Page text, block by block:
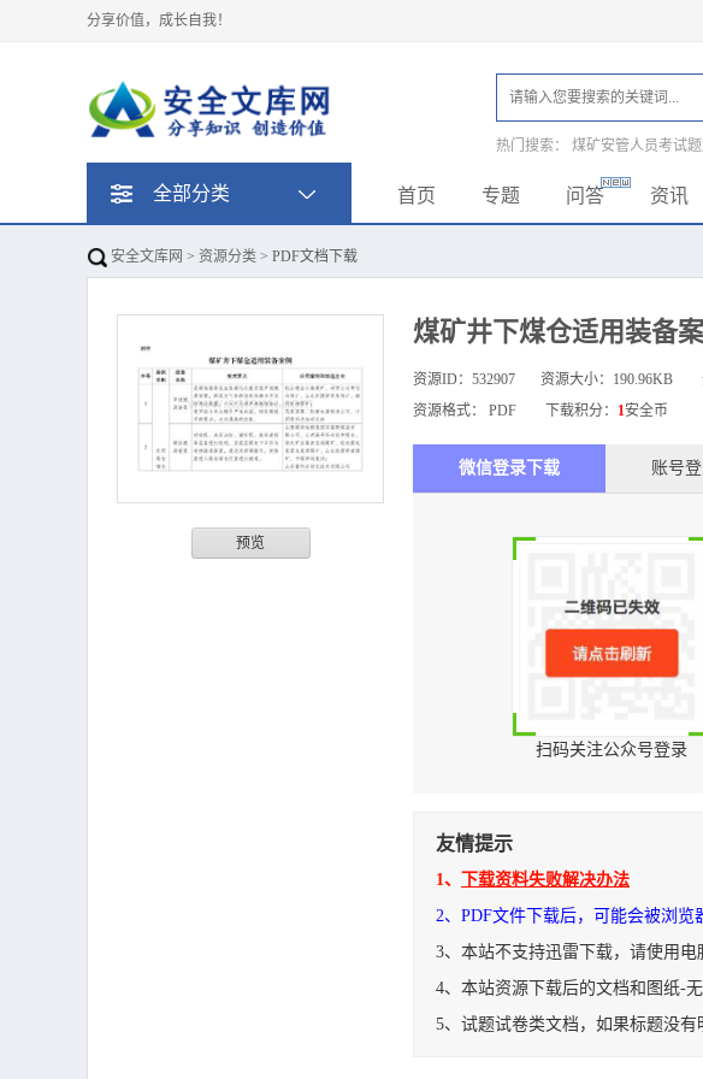
分享价值，成长自我！
热门搜索： 煤矿安管人员考试
全部分类 首页 专题 问答 资讯
安全文库网 > 资源分类 > PDF文档下载
预览
煤矿井下煤仓适用装备
资源ID： 532907 资源大小： 190.96KB 全
资源格式： PDF 下载积分： 1安全币
微信登录下载 账号
扫码关注公众号登录
友情提示
1、
下载资料失败解决办法
2、PDF文件下载后，可能会被浏
3、本站不支持迅雷下载，请使用电
4、本站资源下载后的文档和图纸-
5、试题试卷类文档，如果标题没有